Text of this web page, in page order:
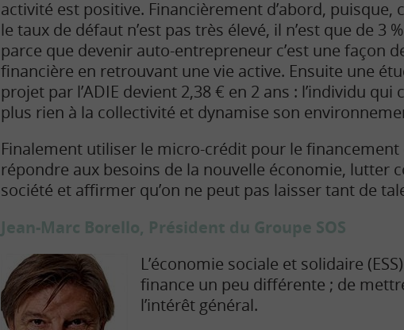
activité est positive. Financièrement d’abord,
le taux de défaut n’est pas très élevé, il n’est que de 3
parce que devenir auto-entrepreneur c’est une façon
financière en retrouvant une vie active. Ensuite une
projet par l’ADIE devient 2,38 € en 2 ans : l’individu qui
plus rien à la collectivité et dynamise son
Finalement utiliser le micro-crédit pour le financement
répondre aux besoins de la nouvelle économie, lutter
société et affirmer qu’on ne peut pas laisser tant de
Jean-Marc Borello, Président du Groupe SOS
L’économie sociale et solidaire
finance un peu différente ; de
l’intérêt général.